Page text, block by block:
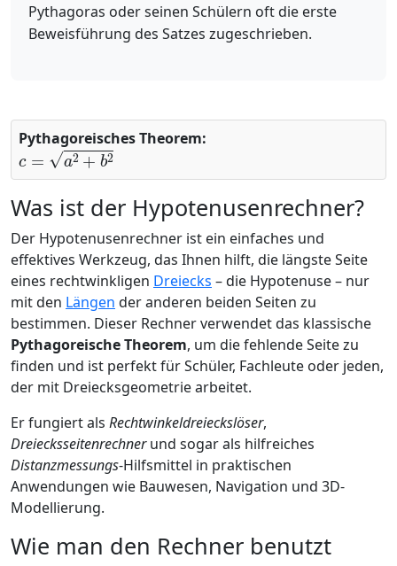
Pythagoras oder seinen Schülern oft die erste
Beweisführung des Satzes zugeschrieben.
Pythagoreisches Theorem:
c =a2+b2
Was ist der Hypotenusenrechner?
Der Hypotenusenrechner ist ein einfaches und
effektives Werkzeug, das Ihnen hilft, die längste Seite
eines rechtwinkligen Dreiecks – die Hypotenuse – nur
mit den Längen der anderen beiden Seiten zu
bestimmen. Dieser Rechner verwendet das klassische
Pythagoreische Theorem, um die fehlende Seite zu
finden und ist perfekt für Schüler, Fachleute oder jeden,
der mit Dreiecksgeometrie arbeitet.
Er fungiert als Rechtwinkeldreieckslöser,
Dreiecksseitenrechnerund sogar als hilfreiches
Distanzmessungs-Hilfsmittel in praktischen
Anwendungen wie Bauwesen, Navigation und 3D-
Modellierung.
Wie man den Rechner benutzt